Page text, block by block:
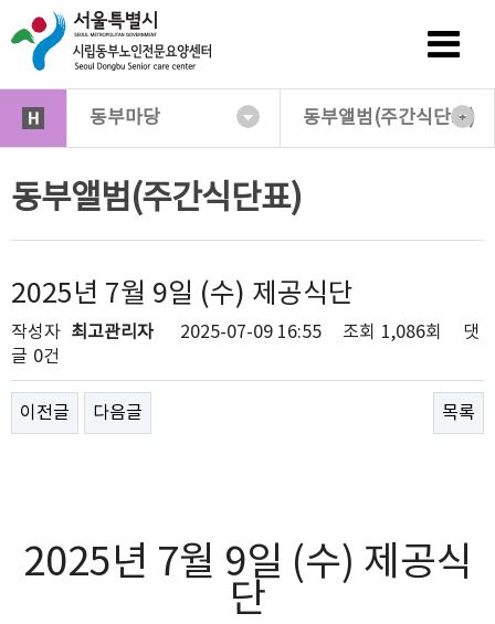
동부마당 동부앨범(주간식단표)
동부앨범(주간식단표)
2025년 7월 9일 (수) 제공식단
작성자 최고관리자 2025-07-09 16:55 조회 1,086회
댓
글 0건
이전글 다음글 목록
2025년 7월 9일 (수) 제공식
단